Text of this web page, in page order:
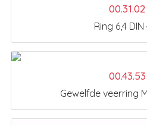
00.31.02
Ring 6,4 DIN
00.43.53
Gewelfde veerring